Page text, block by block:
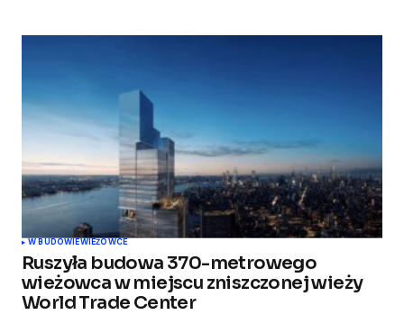
W BUDOWIEWIEŻOWCE
Ruszyła budowa 370-metrowego
wieżowca w miejscu zniszczonej wieży
World Trade Center